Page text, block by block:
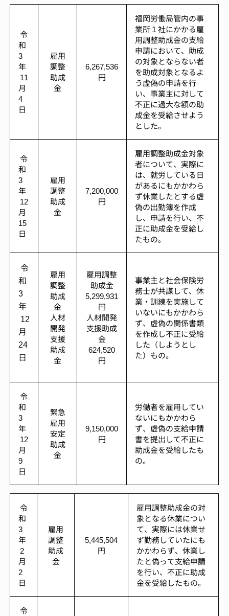
令
和
3
年
11
月
4
日
雇用
調整
助成
金
6,267,536
円
福岡労働局管内の事
業所１社にかかる雇
用調整助成金の支給
申請において、助成
の対象とならない者
を助成対象となるよ
う虚偽の申請を行
い、事業主に対して
不正に過大な額の助
成金を受給させよう
とした。
令
和
3
年
12
月
15
日
雇用
調整
助成
金
7,200,000
円
雇用調整助成金対象
者について、実際に
は、就労している日
があるにもかかわら
ず休業したとする虚
偽の出勤簿を作成
し、申請を行い、不
正に助成金を受給し
たもの。
令
和
3
年
12
月
24
日
雇用
調整
助成
金
人材
開発
支援
助成
金
雇用調整
助成金
5,299,931
円
人材開発
支援助成
金
624,520
円
事業主と社会保険労
務士が共謀して、休
業・訓練を実施して
いないにもかかわら
ず、虚偽の関係書類
を作成し不正に受給
した（しようとし
た）もの。
令
和
3
年
12
月
9
日
緊急
雇用
安定
助成
金
9,150,000
円
労働者を雇用してい
ないにもかかわら
ず、虚偽の支給申請
書を提出して不正に
助成金を受給したも
の。
令
和
3
年
2
月
2
日
雇用
調整
助成
金
5,445,504
円
雇用調整助成金の対
象となる休業につい
て、実際には休業せ
ず勤務していたにも
かかわらず、休業し
たと偽って支給申請
を行い、不正に助成
金を受給したもの。
令